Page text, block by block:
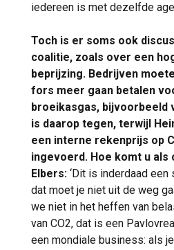
iedereen is met dezelfde
Toch is er soms ook
coalitie, zoals over een
beprijzing. Bedrijven
fors meer gaan betalen
broeikasgas, bijvoorbeeld
is daarop tegen, terwijl
een interne rekenprijs op
ingevoerd. Hoe komt u als
Elbers: ‘Dit is inderdaad een
dat moet je niet uit de weg
we niet in het heffen van
van CO2, dat is een
een mondiale business: als